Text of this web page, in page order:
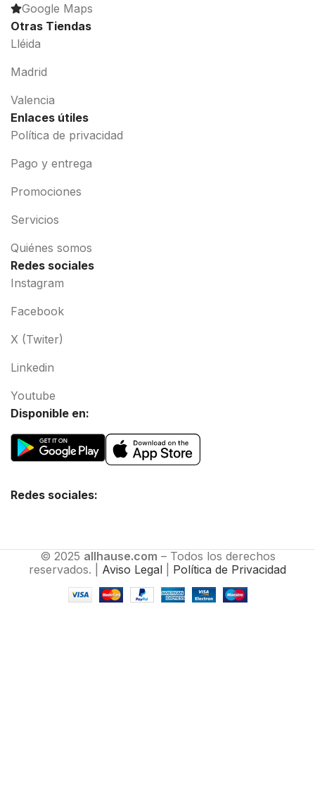
Google Maps
Otras Tiendas
Lléida
Madrid
Valencia
Enlaces útiles
Política de privacidad
Pago y entrega
Promociones
Servicios
Quiénes somos
Redes sociales
Instagram
Facebook
X (Twiter)
Linkedin
Youtube
Disponible en:
Redes sociales:
© 2025 allhause.com – Todos los derechos
reservados. | Aviso Legal Política de Privacidad